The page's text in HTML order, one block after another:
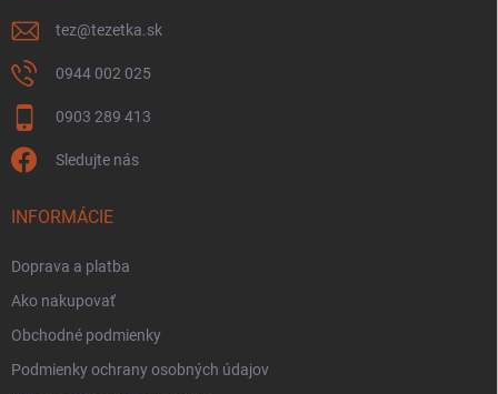
tez@tezetka.sk
0944 002 025
0903 289 413
Sledujte nás
INFORMÁCIE
Doprava a platba
Ako nakupovať
Obchodné podmienky
Podmienky ochrany osobných údajov